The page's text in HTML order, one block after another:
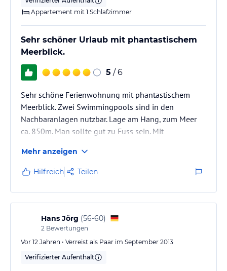
Appartement mit 1 Schlafzimmer
Sehr schöner Urlaub mit phantastischem
Meerblick.
5 / 6
Sehr schöne Ferienwohnung mit phantastischem
Meerblick. Zwei Swimmingpools sind in den
Nachbaranlagen nutzbar. Lage am Hang, zum Meer
ca. 850m. Man sollte gut zu Fuss sein. Mit
Mehr anzeigen
Hilfreich Teilen
Hans Jörg (56-60)
2 Bewertungen
Vor 12 Jahren • Verreist als Paar im September 2013
Verifizierter Aufenthalt